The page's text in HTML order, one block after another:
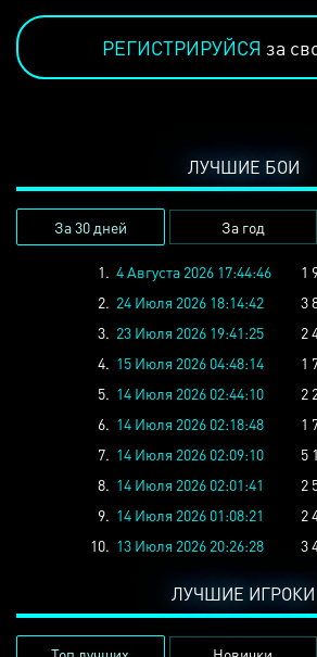
РЕГИСТРИРУЙСЯ за
ЛУЧШИЕ БОИ
За 30 дней За год
1. 4 Августа 2026 17:44:46
1
2. 24 Июля 2026 18:14:42
3
3. 23 Июля 2026 19:41:25
2
4. 15 Июля 2026 04:48:14
1
5. 14 Июля 2026 02:44:10
2
6. 14 Июля 2026 02:18:48
1
7. 14 Июля 2026 02:09:10
5
8. 14 Июля 2026 02:01:41
2
9. 14 Июля 2026 01:08:21
2
10. 13 Июля 2026 20:26:28 3
ЛУЧШИЕ ИГРОКИ